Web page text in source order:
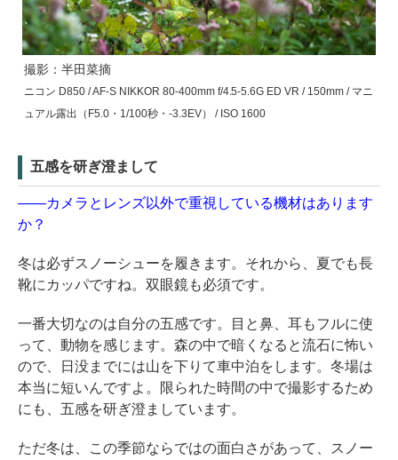
撮影：半田菜摘
ニコン D850 / AF-S NIKKOR 80-400mm f/4.5-5.6G ED VR / 150mm / マニ
ュアル露出（F5.0・1/100秒・-3.3EV） / ISO 1600
五感を研ぎ澄まして
――カメラとレンズ以外で重視している機材はあります
か？
冬は必ずスノーシューを履きます。それから、夏でも長
靴にカッパですね。双眼鏡も必須です。
一番大切なのは自分の五感です。目と鼻、耳もフルに使
って、動物を感じます。森の中で暗くなると流石に怖い
ので、日没までには山を下りて車中泊をします。冬場は
本当に短いんですよ。限られた時間の中で撮影するため
にも、五感を研ぎ澄ましています。
ただ冬は、この季節ならではの面白さがあって、スノー